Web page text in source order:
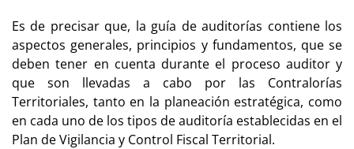
Es de precisar que, la guía de auditorías contiene los
aspectos generales, principios y fundamentos, que se
deben tener en cuenta durante el proceso auditor y
que son llevadas a cabo por las Contralorías
Territoriales, tanto en la planeación estratégica, como
en cada uno de los tipos de auditoría establecidas en el
Plan de Vigilancia y Control Fiscal Territorial.